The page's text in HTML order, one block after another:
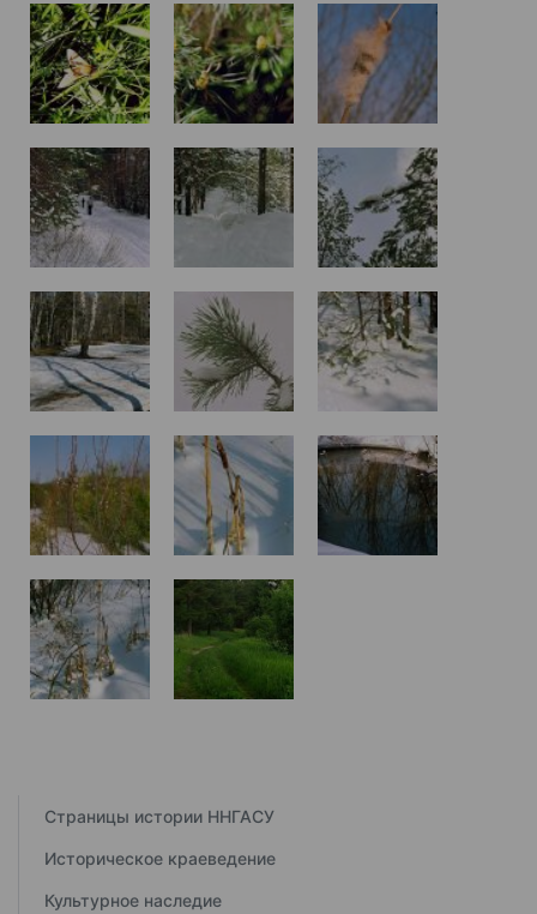
Страницы истории ННГАСУ
Историческое краеведение
Культурное наследие